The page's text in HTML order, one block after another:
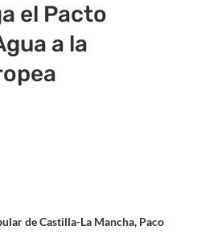
el Pacto
a la
de Castilla-La Mancha, Paco